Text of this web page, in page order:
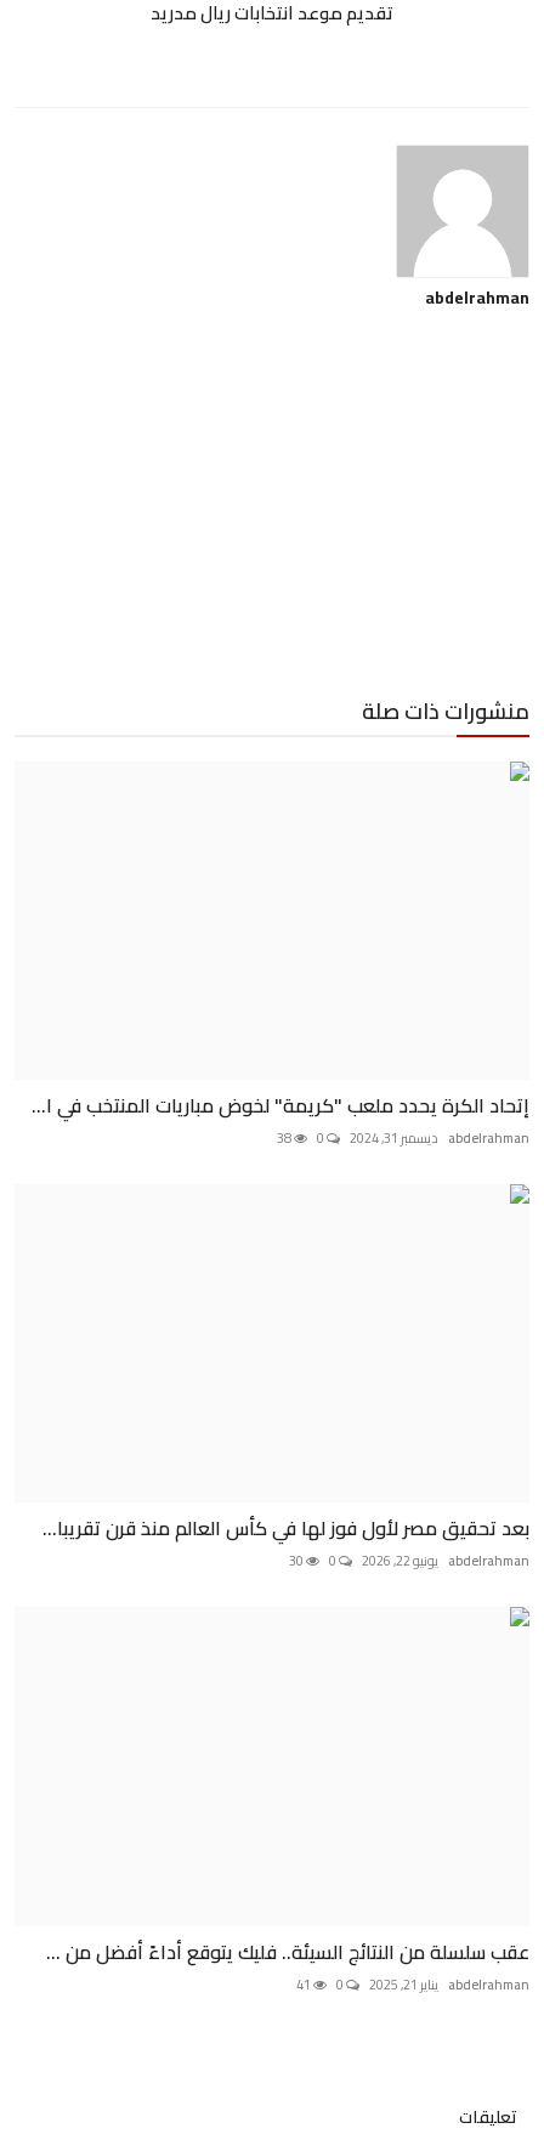
تقديم موعد انتخابات ريال مدريد
abdelrahman
منشورات ذات صلة
إتحاد الكرة يحدد ملعب "كريمة" لخوض مباريات المنتخب في ا...
abdelrahman ديسمبر 31, 2024
بعد تحقيق مصر لأول فوز لها في كأس العالم منذ قرن تقريبا...
abdelrahman يونيو 22, 2026
عقب سلسلة من النتائج السيئة.. فليك يتوقع أداءً أفضل من ...
abdelrahman يناير 21, 2025
تعليقات